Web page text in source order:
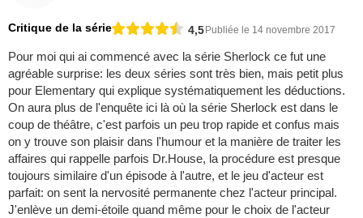
Critique de la série 4,5 Publiée le 14 novembre 2017
Pour moi qui ai commencé avec la série Sherlock ce fut une
agréable surprise: les deux séries sont très bien, mais petit plus
pour Elementary qui explique systématiquement les déductions.
On aura plus de l'enquête ici là où la série Sherlock est dans le
coup de théâtre, c'est parfois un peu trop rapide et confus mais
on y trouve son plaisir dans l'humour et la manière de traiter les
affaires qui rappelle parfois Dr.House, la procédure est presque
toujours similaire d'un épisode à l'autre, et le jeu d'acteur est
parfait: on sent la nervosité permanente chez l'acteur principal.
J'enlève un demi-étoile quand même pour le choix de l'acteur